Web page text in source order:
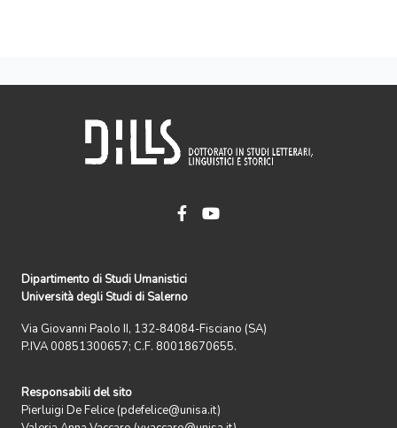
Dipartimento di Studi Umanistici
Università degli Studi di Salerno
Via Giovanni Paolo II, 132-84084-Fisciano (SA)
P.IVA 00851300657; C.F. 80018670655.
Responsabili del sito
Pierluigi De Felice (pdefelice@unisa.it)